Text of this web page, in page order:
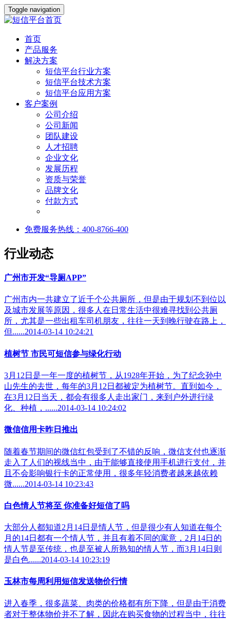
Toggle navigation
首页
产品服务
解决方案
短信平台行业方案
短信平台技术方案
短信平台应用方案
客户案例
公司介绍
公司新闻
团队建设
人才招聘
企业文化
发展历程
资质与荣誉
品牌文化
付款方式
免费服务热线：400-8766-400
行业动态
广州市开发“导厕APP”
广州市内一共建立了近千个公共厕所，但是由于规划不到位以
及城市发展等原因，很多人在日常生活中很难寻找到公共厕
所，尤其是一些出租车司机朋友，往往一天到晚行驶在路上，
但......2014-03-14 10:24:21
植树节 市民可短信参与绿化行动
3月12日是一年一度的植树节，从1928年开始，为了纪念孙中
山先生的去世，每年的3月12日都被定为植树节。直到如今，
在3月12日当天，都会有很多人走出家门，来到户外进行绿
化、种植，......2014-03-14 10:24:02
微信信用卡昨日推出
随着春节期间的微信红包受到了不错的反响，微信支付也逐渐
走入了人们的视线当中，由于能够直接使用手机进行支付，并
且不会影响银行卡的正常使用，很多年轻消费者越来越依赖
微......2014-03-14 10:23:43
白色情人节将至 你准备好短信了吗
大部分人都知道2月14日是情人节，但是很少有人知道在每个
月的14日都有一个情人节，并且有着不同的寓意，2月14日的
情人节是至传统，也是至被人所熟知的情人节，而3月14日则
是白色......2014-03-14 10:23:19
玉林市每周利用短信发送物价行情
进入春季，很多蔬菜、肉类的价格都有所下降，但是由于消费
者对于整体物价并不了解，因此在购买食物的过程当中，往往